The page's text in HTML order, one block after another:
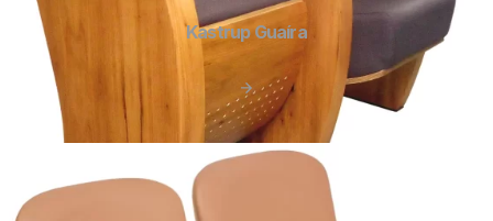
Kastrup Guaíra